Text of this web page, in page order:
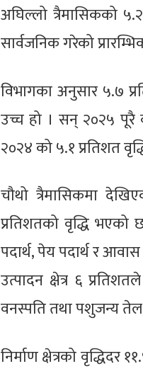
अघिल्लो त्रैमासिकको
सार्वजनिक गरेको
विभागका अनुसार ५.७
उच्च हो । सन् २०२५ पूरै
२०२४ को ५.१ प्रतिशत
चौथो त्रैमासिकमा
प्रतिशतको वृद्धि भएको
पदार्थ, पेय पदार्थ र
उत्पादन क्षेत्र ६
वनस्पति तथा पशुजन्य
निर्माण क्षेत्रको